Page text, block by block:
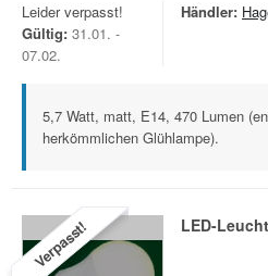
Leider verpasst!
Gültig: 31.01. -
07.02.
Händler:
5,7 Watt, matt, E14, 470 Lumen
herkömmlichen Glühlampe).
Verpasst! LED-